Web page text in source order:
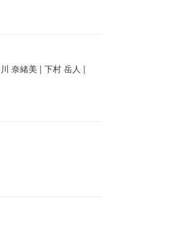
奈緒美 | 下村 岳人 |